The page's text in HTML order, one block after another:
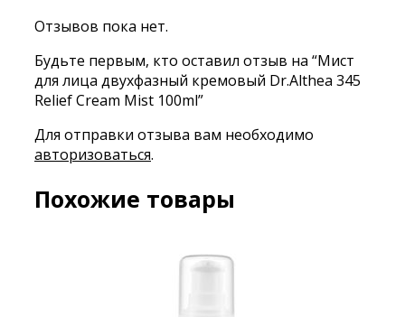
Отзывов пока нет.
Будьте первым, кто оставил отзыв на “Мист
для лица двухфазный кремовый Dr.Althea 345
Relief Cream Mist 100ml”
Для отправки отзыва вам необходимо
авторизоваться.
Похожие товары